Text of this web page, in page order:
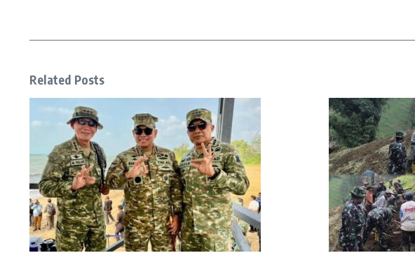
Related Posts